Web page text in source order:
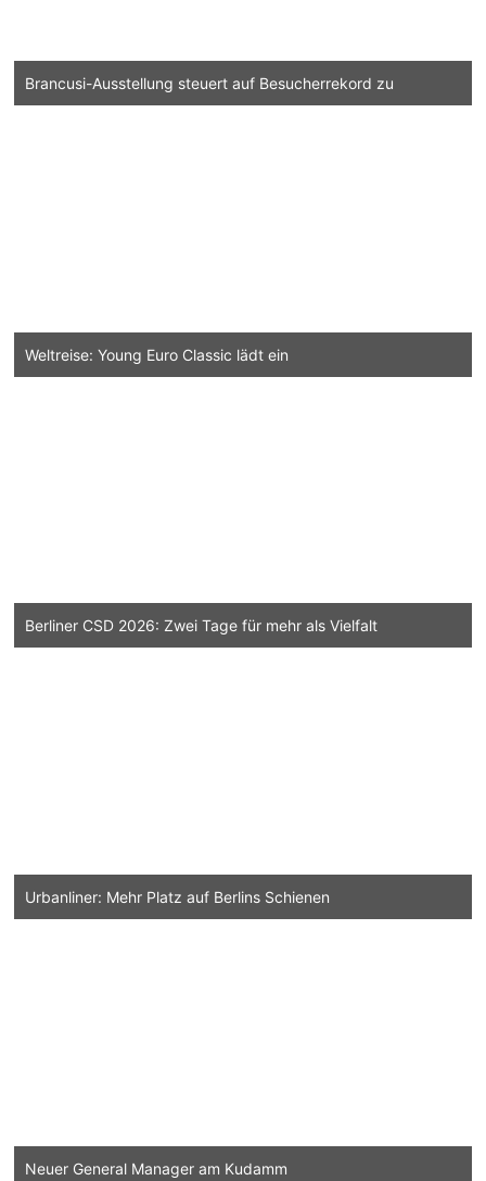
Brancusi-Ausstellung steuert auf Besucherrekord zu
Weltreise: Young Euro Classic lädt ein
Berliner CSD 2026: Zwei Tage für mehr als Vielfalt
Urbanliner: Mehr Platz auf Berlins Schienen
Neuer General Manager am Kudamm